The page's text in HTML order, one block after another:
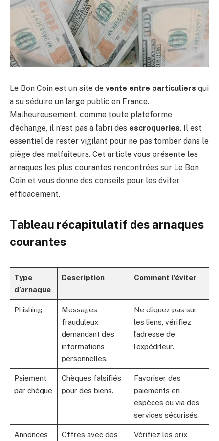
Le Bon Coin est un site de vente entre particuliers qui
a su séduire un large public en France.
Malheureusement, comme toute plateforme
d’échange, il n’est pas à l’abri des escroqueries. Il est
essentiel de rester vigilant pour ne pas tomber dans le
piège des malfaiteurs. Cet article vous présente les
arnaques les plus courantes rencontrées sur Le Bon
Coin et vous donne des conseils pour les éviter
efficacement.
Tableau récapitulatif des arnaques
courantes
Type
d’arnaque
Description Comment l’éviter
Phishing
Messages
frauduleux
demandant des
informations
personnelles.
Ne cliquez pas sur
les liens, vérifiez
l’adresse de
l’expéditeur.
Paiement
par chèque
Chèques falsifiés
pour des biens.
Favoriser des
paiements en
espèces ou via des
services sécurisés.
Annonces
Offres avec des
Vérifiez les prix